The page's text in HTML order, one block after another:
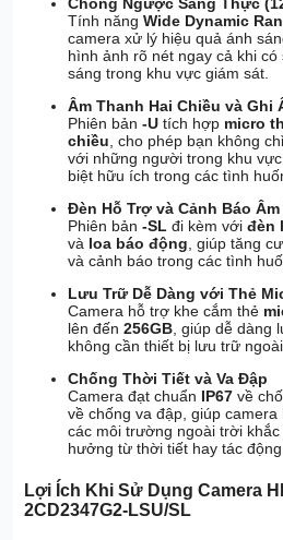
Chống Ngược Sáng Thực
Tính năngWide Dynamic
camera xử lý hiệu quả ánh
hình ảnh rõ nét ngay cả khi
sáng trong khu vực giám sát.
Âm Thanh Hai Chiều và Ghi
Phiên bản-U tích hợp micro
chiều, cho phép bạn không
với những người trong khu
biệt hữu ích trong các tình
Đèn Hỗ Trợ và Cảnh Báo
Phiên bản-SL đi kèm vớiđèn
và loa báo động, giúp tăng
và cảnh báo trong các tình
Lưu Trữ Dễ Dàng với Thẻ
Camera hỗ trợ khe cắm thẻ
lên đến256GB, giúp dễ dàng
không cần thiết bị lưu trữ
Chống Thời Tiết và Va Đập
Camera đạt chuẩn IP67 về
về chống va đập, giúp
các môi trường ngoài trời
hưởng từ thời tiết hay tác
Lợi Ích Khi Sử Dụng Camera
2CD2347G2-LSU/SL